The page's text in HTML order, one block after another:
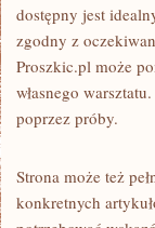
dostępny jest
zgodny z
Proszkic.pl może
własnego
poprzez próby.
Strona może też
konkretnych